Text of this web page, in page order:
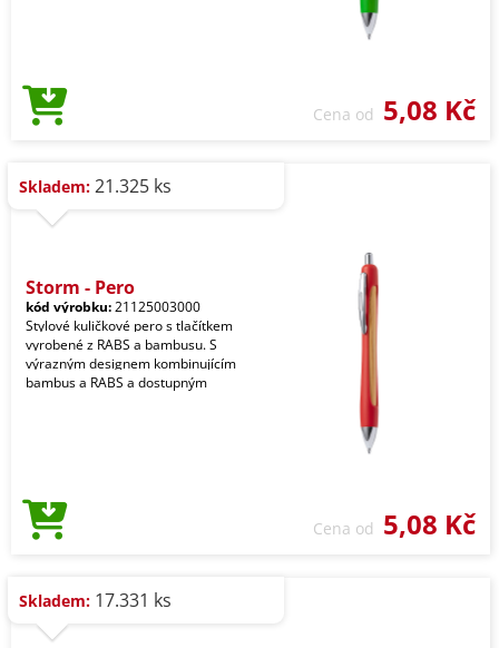
Cena od 5,08 Kč
Skladem: 21.325 ks
Storm - Pero
kód výrobku:21125003000
Stylové kuličkové pero s tlačítkem
vyrobené z RABS a bambusu. S
výrazným designem kombinujícím
bambus a RABS a dostupným
Cena od 5,08 Kč
Skladem: 17.331 ks